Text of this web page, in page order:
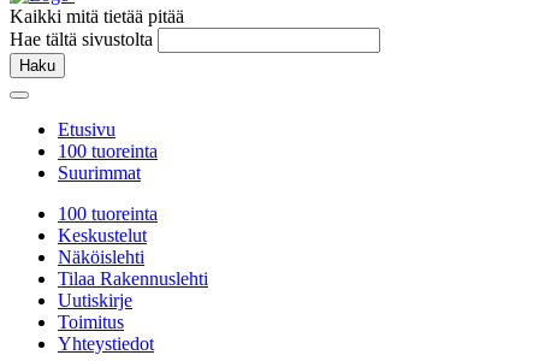
Kaikki mitä tietää pitää
Hae tältä sivustolta
Haku
Etusivu
100 tuoreinta
Suurimmat
100 tuoreinta
Keskustelut
Näköislehti
Tilaa Rakennuslehti
Uutiskirje
Toimitus
Yhteystiedot